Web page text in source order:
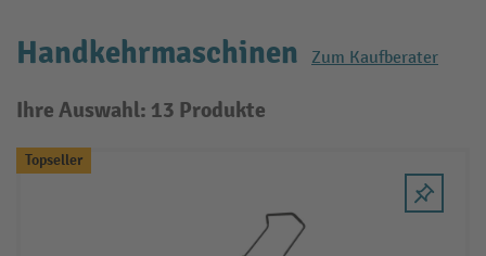
Handkehrmaschinen Zum Kaufberater
Ihre Auswahl: 13 Produkte
Topseller